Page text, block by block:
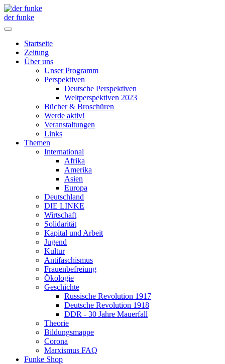
der funke
Startseite
Zeitung
Über uns
Unser Programm
Perspektiven
Deutsche Perspektiven
Weltperspektiven 2023
Bücher & Broschüren
Werde aktiv!
Veranstaltungen
Links
Themen
International
Afrika
Amerika
Asien
Europa
Deutschland
DIE LINKE
Wirtschaft
Solidarität
Kapital und Arbeit
Jugend
Kultur
Antifaschismus
Frauenbefreiung
Ökologie
Geschichte
Russische Revolution 1917
Deutsche Revolution 1918
DDR - 30 Jahre Mauerfall
Theorie
Bildungsmappe
Corona
Marxismus FAQ
Funke Shop